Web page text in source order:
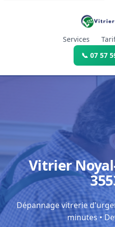
Services
📞 07 57
Vitrier
Dépannage vitrerie
minutes •